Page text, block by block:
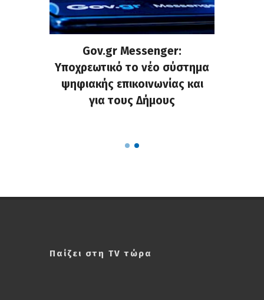
Gov.gr Messenger:
Υποχρεωτικό το νέο σύστημα
ψηφιακής επικοινωνίας και
για τους Δήμους
Παίζει στη TV τώρα